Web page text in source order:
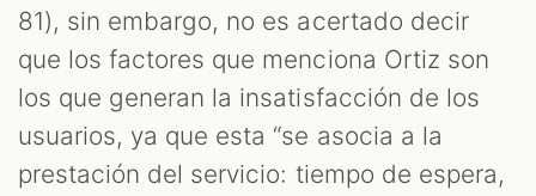
81), sin embargo, no es acertado decir
que los factores que menciona Ortiz son
los que generan la insatisfacción de los
usuarios, ya que esta “se asocia a la
prestación del servicio: tiempo de espera,